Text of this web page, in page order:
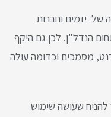
של יזמים וחברות
הנדל"ן. לכן גם היקף
מסמכים וכדומה עולה
שעושה שימוש